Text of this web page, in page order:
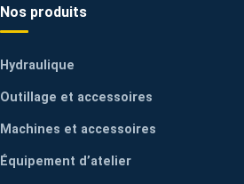
Nos produits
Hydraulique
Outillage et accessoires
Machines et accessoires
Équipement d’atelier